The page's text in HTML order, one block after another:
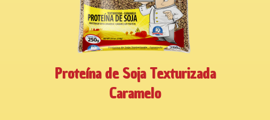
Proteína de Soja Texturizada
Caramelo